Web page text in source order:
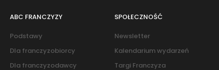
ABC FRANCZYZY
Podstawy
Dla franczyzobiorcy
Dla franczyzodawcy
SPOŁECZNOŚĆ
Newsletter
Kalendarium wydarzeń
Targi Franczyza